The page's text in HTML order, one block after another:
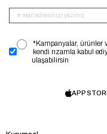
*Kampanyalar, ürünler
kendi rızamla kabul
ulaşabilirsin
APP